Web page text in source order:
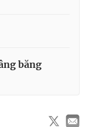
băng